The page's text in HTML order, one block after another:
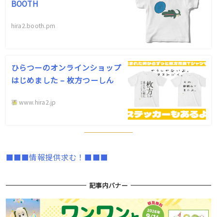
BOOTH
hira2.booth.pm
ひらつーのオンラインショップ
はじめました – 枚方つーしん
www.hira2.jp
■■■情報提供求む！■■■
記事内バナー